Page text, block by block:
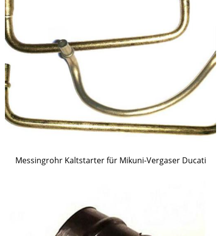
Messingrohr Kaltstarter für Mikuni-Vergaser Ducati